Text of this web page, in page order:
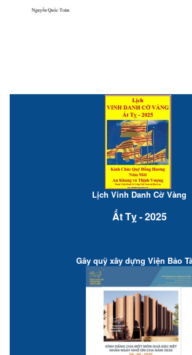
Lịch Vinh Danh Cờ Vàng
Ất Tỵ - 2025
Gây quỹ xây dựng Viện Bảo